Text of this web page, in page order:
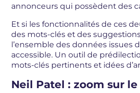
annonceurs qui possèdent des
Et si les fonctionnalités de ces
des mots-clés et des
l’ensemble des données issues
accessible. Un outil de
mots-clés pertinents et idées
Neil Patel : zoom sur